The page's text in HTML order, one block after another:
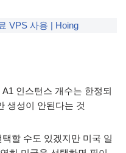
VPS 사용 | Hoing
인스턴스 개수는 한정되
생성이 안된다는 것
할 수도 있겠지만 미국 일